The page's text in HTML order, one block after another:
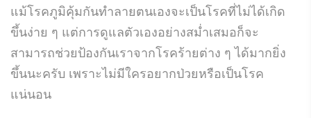
แม้โรคภูมิคุ้มกันทำลายตนเองจะเป็นโรคที่ไม่ได้เกิด
ขึ้นง่าย ๆ แต่การดูแลตัวเองอย่างสม่ำเสมอก็จะ
สามารถช่วยป้องกันเราจากโรคร้ายต่าง ๆ ได้มากยิ่ง
ขึ้นนะครับ เพราะไม่มีใครอยากป่วยหรือเป็นโรค
แน่นอน